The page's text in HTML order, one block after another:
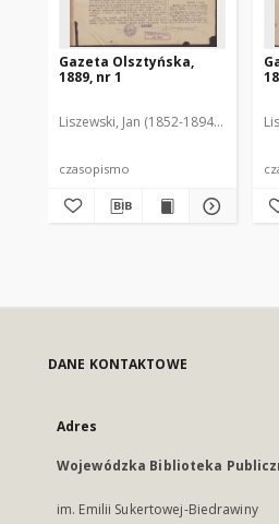
Gazeta Olsztyńska,
1889, nr 1
Liszewski, Jan (1852-1894). Red.
czasopismo
DANE KONTAKTOWE
Adres
Wojewódzka Biblioteka
im. Emilii Sukertowej-Biedrawiny